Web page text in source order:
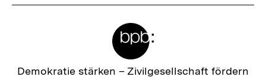
Zur
Demokratie stärken – Zivilgesellschaft fördern